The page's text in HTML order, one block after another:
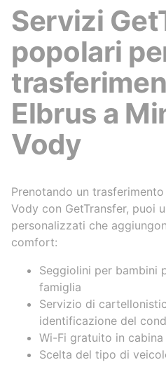
Servizi
popolari
Elbrus a
Vody
Prenotando un
Vody con GetTransfer, puoi
personalizzati che
comfort:
Seggiolini per bambini
famiglia
Servizio di
identificazione del
Wi-Fi gratuito in cabina
Scelta del tipo di